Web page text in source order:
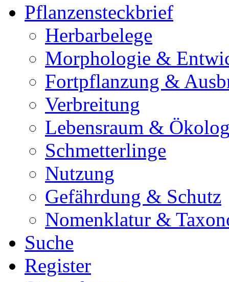
Pflanzensteckbrief
Herbarbelege
Morphologie &
Fortpflanzung &
Verbreitung
Lebensraum &
Schmetterlinge
Nutzung
Gefährdung & Schutz
Nomenklatur &
Suche
Register